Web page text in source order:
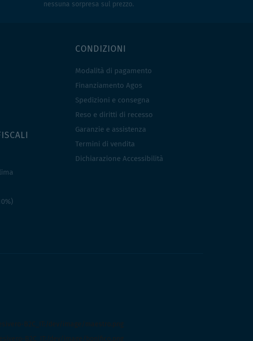
nessuna sorpresa sul prezzo.
CONDIZIONI
Modalità di pagamento
Finanziamento Agos
Spedizioni e consegna
Reso e diritti di recesso
Garanzie e assistenza
Termini di vendita
Dichiarazione Accessibilità